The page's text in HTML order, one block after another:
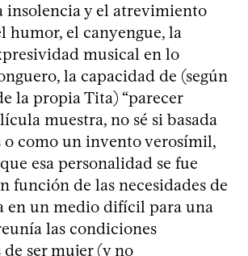
insolencia y el atrevimiento
humor, el canyengue, la
musical en lo
la capacidad de (según
la propia Tita) “parecer
muestra, no sé si basada
o como un invento verosímil,
esa personalidad se fue
función de las necesidades de
en un medio difícil para una
las condiciones
de ser mujer (y no